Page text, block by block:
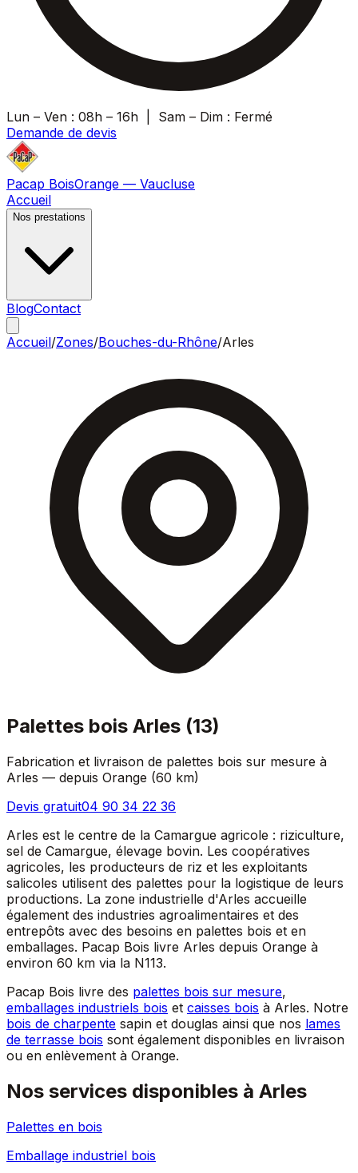
Lun – Ven : 08h – 16h | Sam – Dim : Fermé
Demande de devis
Pacap BoisOrange — Vaucluse
Accueil
Nos prestations
BlogContact
Accueil/Zones/Bouches-du-Rhône/Arles
Palettes bois Arles (13)
Fabrication et livraison de palettes bois sur mesure à
Arles — depuis Orange (60 km)
Devis gratuit04 90 34 22 36
Arles est le centre de la Camargue agricole : riziculture,
sel de Camargue, élevage bovin. Les coopératives
agricoles, les producteurs de riz et les exploitants
salicoles utilisent des palettes pour la logistique de leurs
productions. La zone industrielle d'Arles accueille
également des industries agroalimentaires et des
entrepôts avec des besoins en palettes bois et en
emballages. Pacap Bois livre Arles depuis Orange à
environ 60 km via la N113.
Pacap Bois livre des palettes bois sur mesure,
emballages industriels bois et caisses bois à Arles. Notre
bois de charpente sapin et douglas ainsi que nos lames
de terrasse bois sont également disponibles en livraison
ou en enlèvement à Orange.
Nos services disponibles à Arles
Palettes en bois
Emballage industriel bois